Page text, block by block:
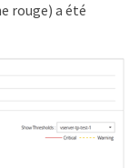
rouge) a été